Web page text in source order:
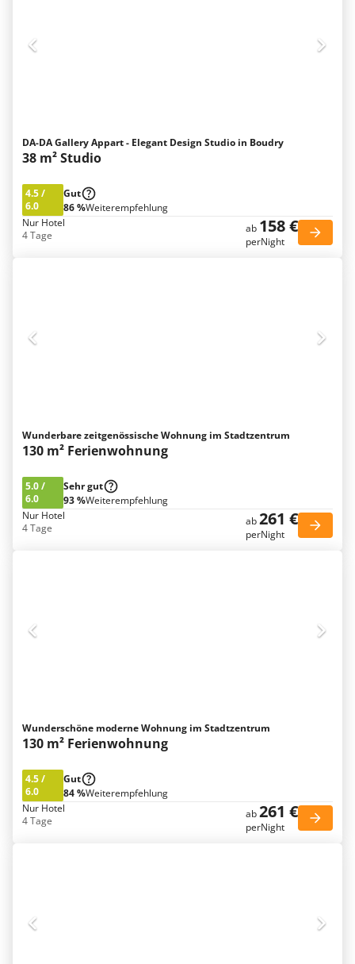
DA-DA Gallery Appart - Elegant Design Studio in Boudry
38 m² Studio
4.5/
6.0
Gut
86 %Weiterempfehlung
Nur Hotel
4 Tage
ab 158 €
perNight
Wunderbare zeitgenössische Wohnung im Stadtzentrum
130 m² Ferienwohnung
5.0/
6.0
Sehr gut
93 %Weiterempfehlung
Nur Hotel
4 Tage
ab261 €
perNight
Wunderschöne moderne Wohnung im Stadtzentrum
130 m² Ferienwohnung
4.5/
6.0
Gut
84 %Weiterempfehlung
Nur Hotel
4 Tage
ab261 €
perNight